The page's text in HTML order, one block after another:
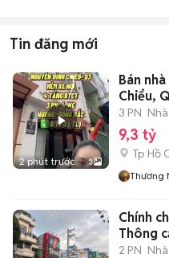
Tin đăng mới
2 phút trước 3
Bán
Chiểu,
3 PN
9,3 tỷ
Tp Hồ
Thương
Chính chủ
Thông
2 PN